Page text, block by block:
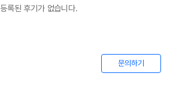
등록된 후기가 없습니다.
문의하기